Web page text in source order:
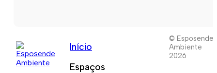
Início
Espaços
© Esposende
Ambiente
2026